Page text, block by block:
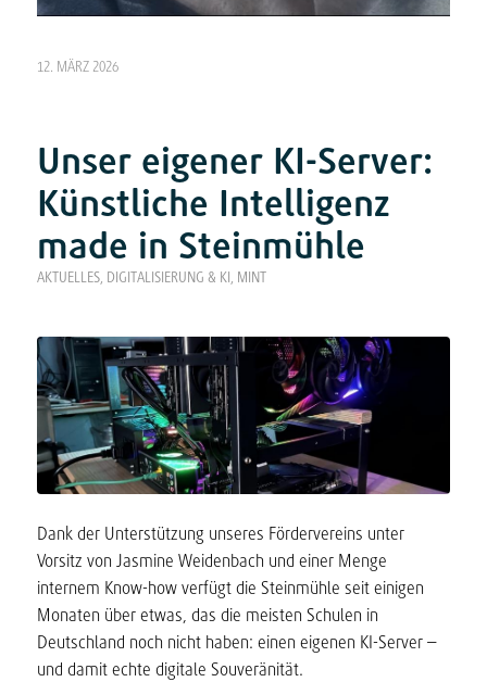
12. MÄRZ 2026
Unser eigener KI-Server:
Künstliche Intelligenz
made in Steinmühle
AKTUELLES, DIGITALISIERUNG & KI , MINT
Dank der Unterstützung unseres Fördervereins unter
Vorsitz von Jasmine Weidenbach und einer Menge
internem Know-how verfügt die Steinmühle seit einigen
Monaten über etwas, das die meisten Schulen in
Deutschland noch nicht haben: einen eigenen KI-Server –
und damit echte digitale Souveränität.